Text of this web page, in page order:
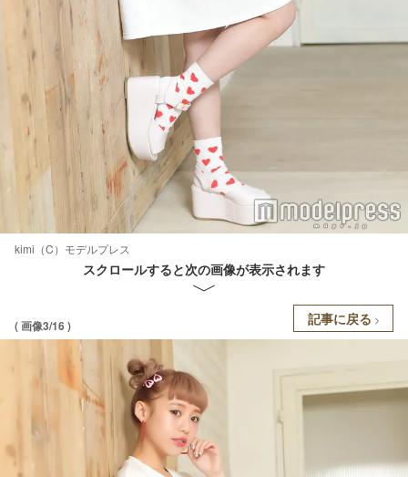
kimi（C）モデルプレス
スクロールすると次の画像が表示されます
( 画像3/16 ) 記事に戻る